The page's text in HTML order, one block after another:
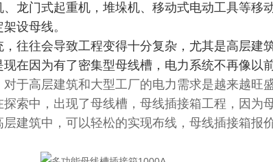
龙门式起重机，堆垛机、移动式电动工具等移
设母线。
往往会导致工程变得十分复杂，尤其是高层建
在因为有了密集型母线槽，电力系统不再像以
于高层建筑和大型工厂的电力需求是越来越旺
索中，出现了母线槽，母线插接箱工程，因为
建筑中，可以轻松的实现布线，母线插接箱报